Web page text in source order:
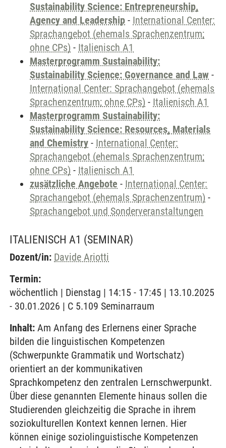
Sustainability Science: Entrepreneurship,
Agency and Leadership - International Center:
Sprachangebot (ehemals Sprachenzentrum;
ohne CPs) - Italienisch A1
Masterprogramm Sustainability:
Sustainability Science: Governance and Law -
International Center: Sprachangebot (ehemals
Sprachenzentrum; ohne CPs) - Italienisch A1
Masterprogramm Sustainability:
Sustainability Science: Resources, Materials
and Chemistry - International Center:
Sprachangebot (ehemals Sprachenzentrum;
ohne CPs) - Italienisch A1
zusätzliche Angebote - International Center:
Sprachangebot (ehemals Sprachenzentrum) -
Sprachangebot und Sonderveranstaltungen
ITALIENISCH A1 (SEMINAR)
Dozent/in: Davide Ariotti
Termin:
wöchentlich | Dienstag | 14:15 - 17:45 | 13.10.2025
- 30.01.2026 | C 5.109 Seminarraum
Inhalt: Am Anfang des Erlernens einer Sprache
bilden die linguistischen Kompetenzen
(Schwerpunkte Grammatik und Wortschatz)
orientiert an der kommunikativen
Sprachkompetenz den zentralen Lernschwerpunkt.
Über diese genannten Elemente hinaus sollen die
Studierenden gleichzeitig die Sprache in ihrem
soziokulturellen Kontext kennen lernen. Hier
können einige soziolinguistische Kompetenzen